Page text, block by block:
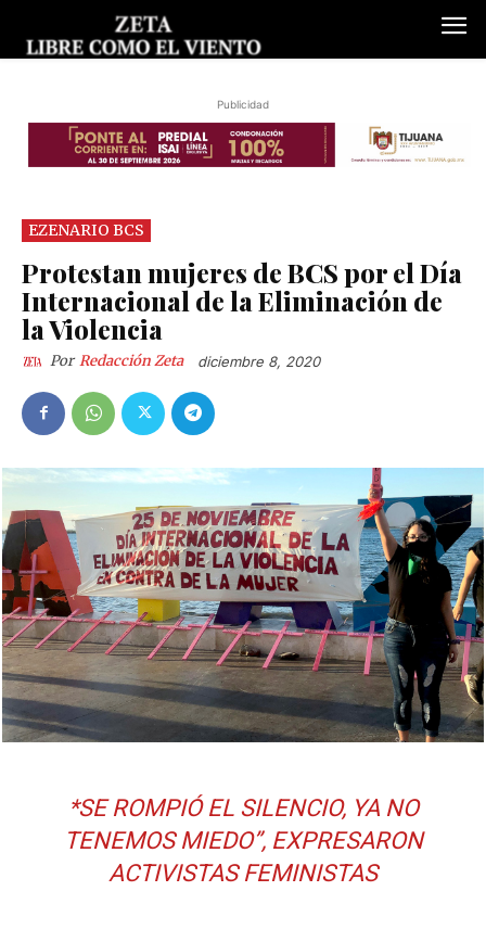
Publicidad
EZENARIO BCS
Protestan mujeres de BCS por el Día
Internacional de la Eliminación de
la Violencia
Por Redacción Zeta diciembre 8, 2020
*SE ROMPIÓ EL SILENCIO, YA NO
TENEMOS MIEDO”, EXPRESARON
ACTIVISTAS FEMINISTAS